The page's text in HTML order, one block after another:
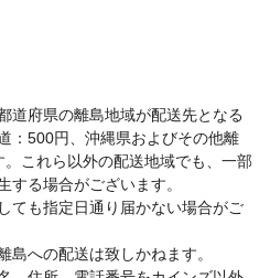
道府県の離島地域が配送先となる
：500円、沖縄県およびその他離
これら以外の配送地域でも、一部
する場合がございます。
ても指定日通り届かない場合がご
島への配送は致しかねます。